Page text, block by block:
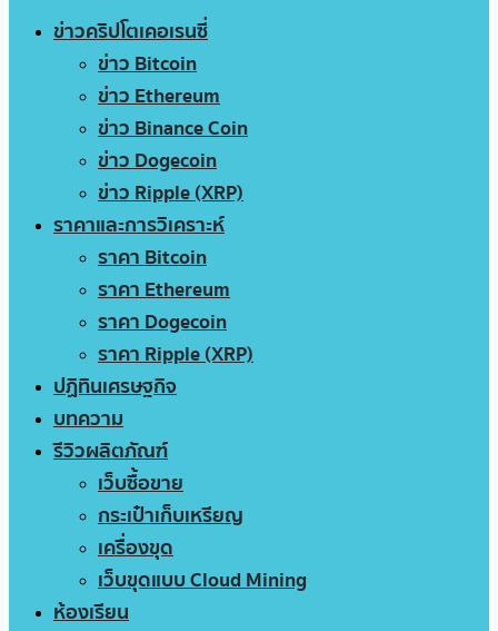
ข่าวคริปโตเคอเรนซี่
ข่าว Bitcoin
ข่าว Ethereum
ข่าว Binance Coin
ข่าว Dogecoin
ข่าว Ripple (XRP)
ราคาและการวิเคราะห์
ราคา Bitcoin
ราคา Ethereum
ราคา Dogecoin
ราคา Ripple (XRP)
ปฏิทินเศรษฐกิจ
บทความ
รีวิวผลิตภัณฑ์
เว็บซื้อขาย
กระเป๋าเก็บเหรียญ
เครื่องขุด
เว็บขุดแบบ Cloud Mining
ห้องเรียน